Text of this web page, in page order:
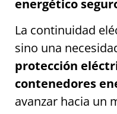
energético
La continuidad
sino una
protección
contenedores
avanzar hacia un